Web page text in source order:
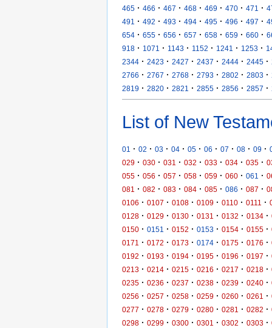
465 · 466 · 467 · 468 · 469 · 470 · 471 ·
491
· 492 · 493 · 494 · 495 · 496 · 497 ·
654 · 655 · 656 · 657 · 658 · 659 · 660 ·
918 · 1071 · 1143 · 1152 · 1241 · 1253 ·
2344 · 2423 · 2427 · 2437 · 2444 · 2445 ·
2766 · 2767 · 2768 · 2793 · 2802 · 2803 ·
2819 · 2820 · 2821 · 2855 · 2856 · 2857 ·
List of New
01 · 02 · 03 · 04 · 05 · 06 · 07 · 08 · 09 ·
029 · 030 · 031 · 032 · 033 · 034 · 035 ·
055 · 056 · 057 · 058 · 059 · 060 · 061 ·
081
· 082 · 083 · 084 · 085 · 086 · 087 ·
0106 · 0107 · 0108 · 0109 · 0110 · 0111 ·
0128 · 0129 · 0130 · 0131 · 0132 · 0134 ·
0150 · 0151 · 0152 · 0153 · 0154 · 0155 ·
0171
· 0172 · 0173 · 0174 · 0175 · 0176 ·
0192 · 0193 · 0194 · 0195 · 0196 · 0197 ·
0213 · 0214 · 0215 · 0216 · 0217 · 0218 ·
0235 · 0236 · 0237 · 0238 · 0239 · 0240 ·
0256 · 0257 · 0258 · 0259 · 0260 · 0261 ·
0277 · 0278 · 0279 · 0280 · 0281 · 0282 ·
0298 · 0299 · 0300 · 0301 · 0302 · 0303 ·